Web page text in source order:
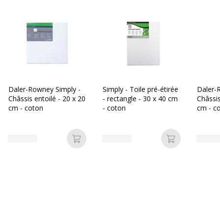
Daler-Rowney Simply -
Châssis entoilé - 20 x 20
cm - coton
Ajouter au panier
Simply - Toile pré-étirée
- rectangle - 30 x 40 cm
- coton
Ajouter au
Daler-
cm -